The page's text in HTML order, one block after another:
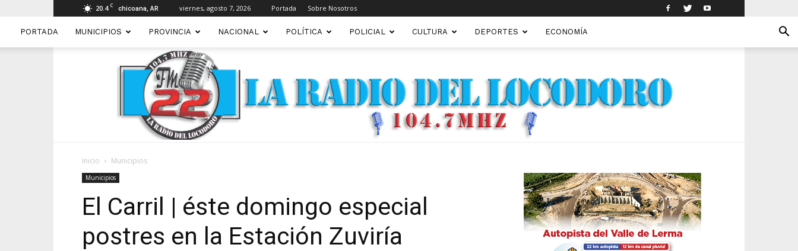
20.4 C chicoana, AR viernes, agosto 7, 2026 Portada Sobre Nosotros
PORTADA MUNICIPIOS PROVINCIA NACIONAL POLÍTICA POLICIAL CULTURA DEPORTES ECONOMÍA
Inicio Municipios
Municipios
El Carril | éste domingo especial
postres en la Estación Zuviría